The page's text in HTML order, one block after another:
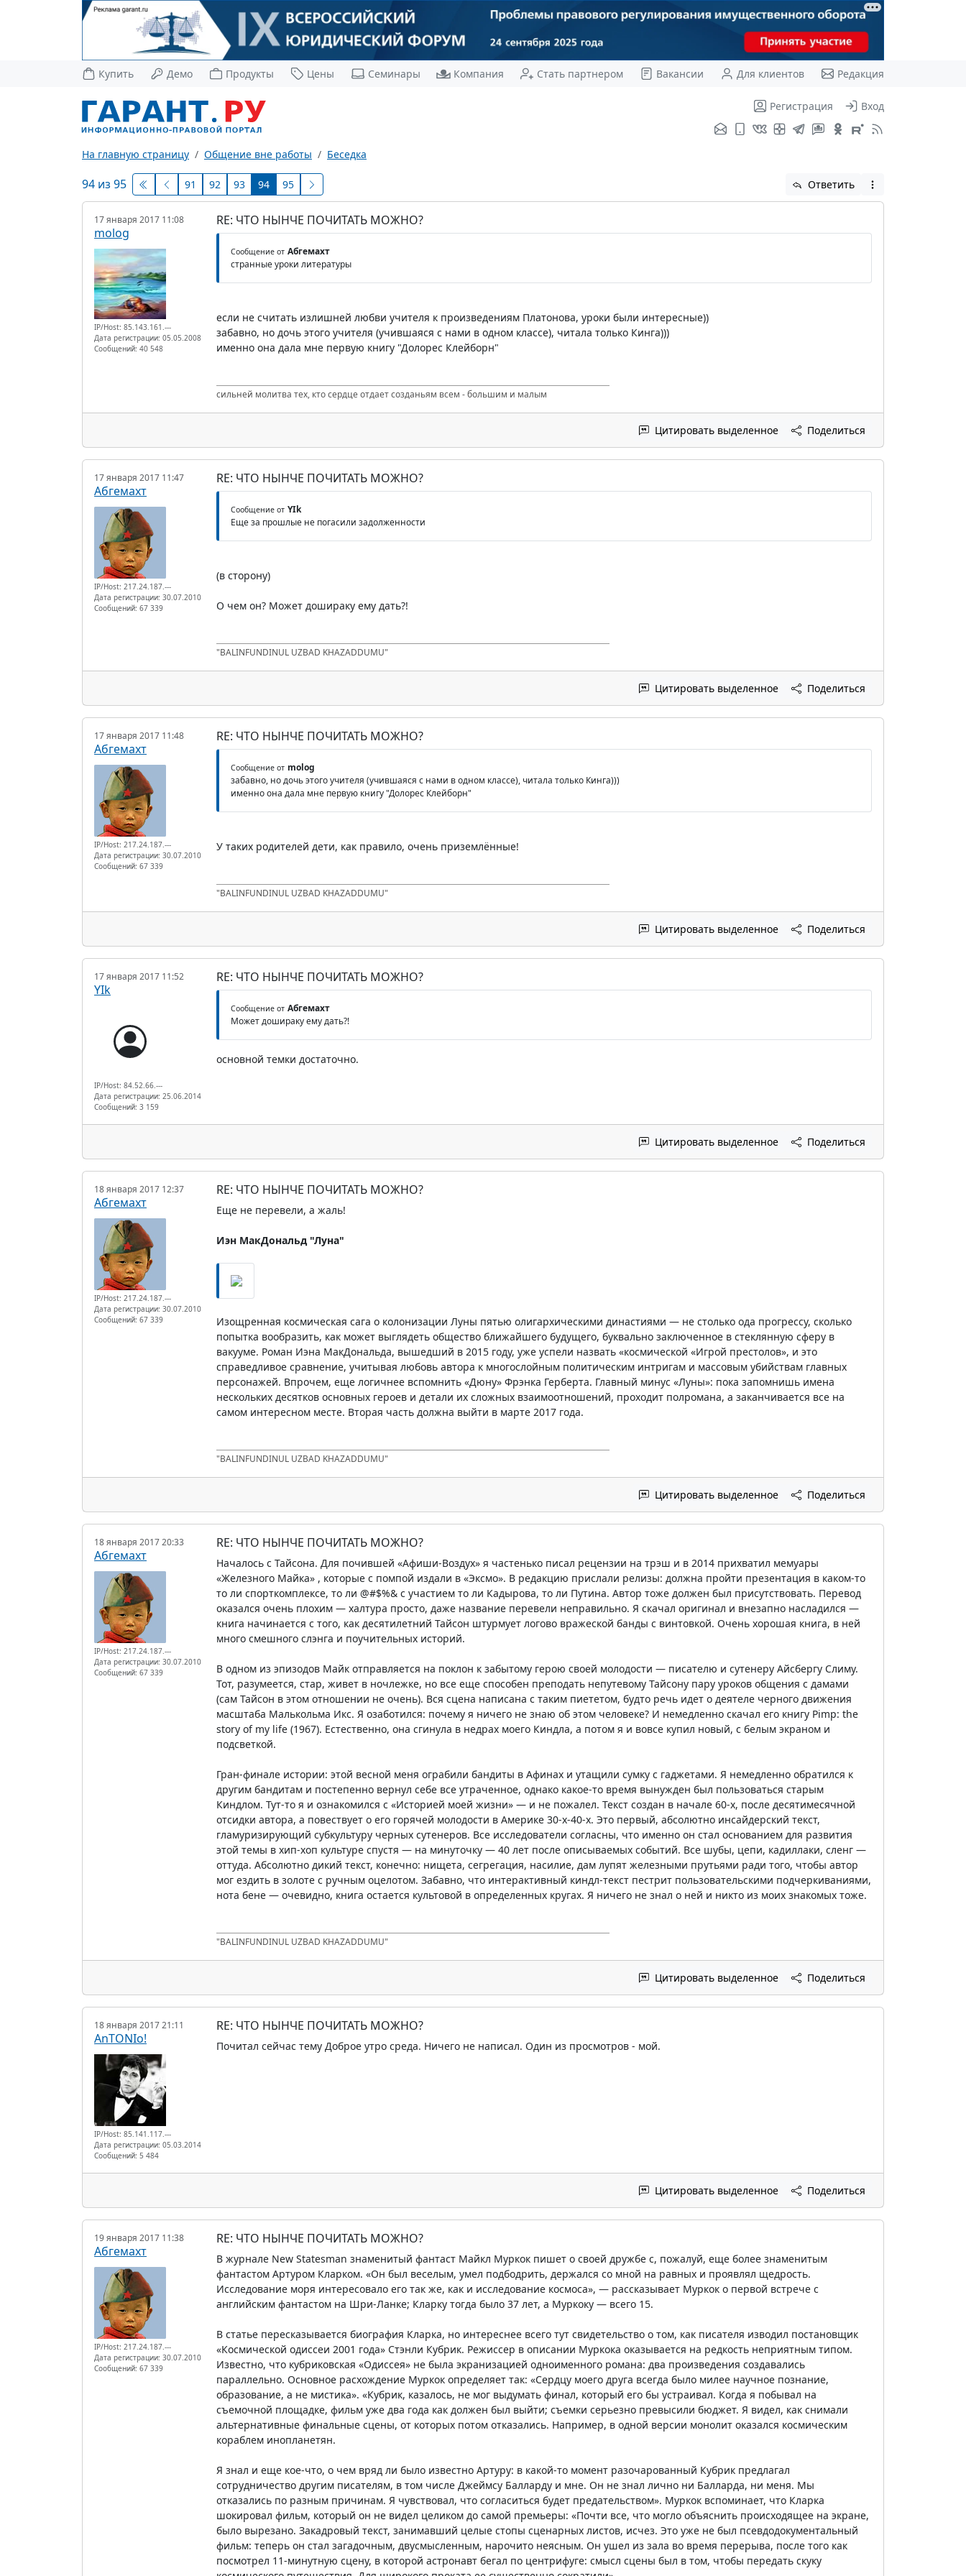
Купить Демо Продукты Цены Семинары Компания Стать партнером Вакансии Для клиентов Редакция
Регистрация Вход
На главную страницу Общение вне работы Беседка
94 из 95 91 92 93 94 95 Ответить
17 января 2017 11:08
molog
IP/Host: 85.143.161.---
Дата регистрации: 05.05.2008
Сообщений: 40 548
RE: ЧТО НЫНЧЕ ПОЧИТАТЬ МОЖНО?
Сообщение от Абгемахт
странные уроки литературы
если не считать излишней любви учителя к произведениям Платонова, уроки были интересные))
забавно, но дочь этого учителя (учившаяся с нами в одном классе), читала только Кинга)))
именно она дала мне первую книгу "Долорес Клейборн"
сильней молитва тех, кто сердце отдает созданьям всем - большим и малым
Цитировать выделенное Поделиться
17 января 2017 11:47
Абгемахт
IP/Host: 217.24.187.---
Дата регистрации: 30.07.2010
Сообщений: 67 339
RE: ЧТО НЫНЧЕ ПОЧИТАТЬ МОЖНО?
Сообщение от YIk
Еще за прошлые не погасили задолженности
(в сторону)
О чем он? Может дошираку ему дать?!
"BALINFUNDINUL UZBAD KHAZADDUMU"
Цитировать выделенное Поделиться
17 января 2017 11:48
Абгемахт
IP/Host: 217.24.187.---
Дата регистрации: 30.07.2010
Сообщений: 67 339
RE: ЧТО НЫНЧЕ ПОЧИТАТЬ МОЖНО?
Сообщение от molog
забавно, но дочь этого учителя (учившаяся с нами в одном классе), читала только Кинга)))
именно она дала мне первую книгу "Долорес Клейборн"
У таких родителей дети, как правило, очень приземлённые!
"BALINFUNDINUL UZBAD KHAZADDUMU"
Цитировать выделенное Поделиться
17 января 2017 11:52
YIk
IP/Host: 84.52.66.---
Дата регистрации: 25.06.2014
Сообщений: 3 159
RE: ЧТО НЫНЧЕ ПОЧИТАТЬ МОЖНО?
Сообщение от Абгемахт
Может дошираку ему дать?!
основной темки достаточно.
Цитировать выделенное Поделиться
18 января 2017 12:37
Абгемахт
IP/Host: 217.24.187.---
Дата регистрации: 30.07.2010
Сообщений: 67 339
RE: ЧТО НЫНЧЕ ПОЧИТАТЬ МОЖНО?
Еще не перевели, а жаль!
Иэн МакДональд "Луна"
Изощренная космическая сага о колонизации Луны пятью олигархическими династиями — не столько ода прогрессу, сколько
попытка вообразить, как может выглядеть общество ближайшего будущего, буквально заключенное в стеклянную сферу в
вакууме. Роман Иэна МакДональда, вышедший в 2015 году, уже успели назвать «космической «Игрой престолов», и это
справедливое сравнение, учитывая любовь автора к многослойным политическим интригам и массовым убийствам главных
персонажей. Впрочем, еще логичнее вспомнить «Дюну» Фрэнка Герберта. Главный минус «Луны»: пока запомнишь имена
нескольких десятков основных героев и детали их сложных взаимоотношений, проходит полромана, а заканчивается все на
самом интересном месте. Вторая часть должна выйти в марте 2017 года.
"BALINFUNDINUL UZBAD KHAZADDUMU"
Цитировать выделенное Поделиться
18 января 2017 20:33
Абгемахт
IP/Host: 217.24.187.---
Дата регистрации: 30.07.2010
Сообщений: 67 339
RE: ЧТО НЫНЧЕ ПОЧИТАТЬ МОЖНО?
Началось с Тайсона. Для почившей «Афиши-Воздух» я частенько писал рецензии на трэш и в 2014 прихватил мемуары
«Железного Майка» , которые с помпой издали в «Эксмо». В редакцию прислали релизы: должна пройти презентация в каком-то
то ли спорткомплексе, то ли @#$%& с участием то ли Кадырова, то ли Путина. Автор тоже должен был присутствовать. Перевод
оказался очень плохим — халтура просто, даже название перевели неправильно. Я скачал оригинал и внезапно насладился —
книга начинается с того, как десятилетний Тайсон штурмует логово вражеской банды с винтовкой. Очень хорошая книга, в ней
много смешного слэнга и поучительных историй.
В одном из эпизодов Майк отправляется на поклон к забытому герою своей молодости — писателю и сутенеру Айсбергу Слиму.
Тот, разумеется, стар, живет в ночлежке, но все еще способен преподать непутевому Тайсону пару уроков общения с дамами
(сам Тайсон в этом отношении не очень). Вся сцена написана с таким пиететом, будто речь идет о деятеле черного движения
масштаба Малькольма Икс. Я озаботился: почему я ничего не знаю об этом человеке? И немедленно скачал его книгу Pimp: the
story of my life (1967). Естественно, она сгинула в недрах моего Киндла, а потом я и вовсе купил новый, с белым экраном и
подсветкой.
Гран-финале истории: этой весной меня ограбили бандиты в Афинах и утащили сумку с гаджетами. Я немедленно обратился к
другим бандитам и постепенно вернул себе все утраченное, однако какое-то время вынужден был пользоваться старым
Киндлом. Тут-то я и ознакомился с «Историей моей жизни» — и не пожалел. Текст создан в начале 60-х, после десятимесячной
отсидки автора, а повествует о его горячей молодости в Америке 30-х-40-х. Это первый, абсолютно инсайдерский текст,
гламуризирующий субкультуру черных сутенеров. Все исследователи согласны, что именно он стал основанием для развития
этой темы в хип-хоп культуре спустя — на минуточку — 40 лет после описываемых событий. Все шубы, цепи, кадиллаки, сленг —
оттуда. Абсолютно дикий текст, конечно: нищета, сегрегация, насилие, дам лупят железными прутьями ради того, чтобы автор
мог ездить в золоте с ручным оцелотом. Забавно, что интерактивный киндл-текст пестрит пользовательскими подчеркиваниями,
нота бене — очевидно, книга остается культовой в определенных кругах. Я ничего не знал о ней и никто из моих знакомых тоже.
"BALINFUNDINUL UZBAD KHAZADDUMU"
Цитировать выделенное Поделиться
18 января 2017 21:11
AnTONIo!
IP/Host: 85.141.117.---
Дата регистрации: 05.03.2014
Сообщений: 5 484
RE: ЧТО НЫНЧЕ ПОЧИТАТЬ МОЖНО?
Почитал сейчас тему Доброе утро среда. Ничего не написал. Один из просмотров - мой.
Цитировать выделенное Поделиться
19 января 2017 11:38
Абгемахт
IP/Host: 217.24.187.---
Дата регистрации: 30.07.2010
Сообщений: 67 339
RE: ЧТО НЫНЧЕ ПОЧИТАТЬ МОЖНО?
В журнале New Statesman знаменитый фантаст Майкл Муркок пишет о своей дружбе с, пожалуй, еще более знаменитым
фантастом Артуром Кларком. «Он был веселым, умел подбодрить, держался со мной на равных и проявлял щедрость.
Исследование моря интересовало его так же, как и исследование космоса», — рассказывает Муркок о первой встрече с
английским фантастом на Шри-Ланке; Кларку тогда было 37 лет, а Муркоку — всего 15.
В статье пересказывается биография Кларка, но интереснее всего тут свидетельство о том, как писателя изводил постановщик
«Космической одиссеи 2001 года» Стэнли Кубрик. Режиссер в описании Муркока оказывается на редкость неприятным типом.
Известно, что кубриковская «Одиссея» не была экранизацией одноименного романа: два произведения создавались
параллельно. Основное расхождение Муркок определяет так: «Сердцу моего друга всегда было милее научное познание,
образование, а не мистика». «Кубрик, казалось, не мог выдумать финал, который его бы устраивал. Когда я побывал на
съемочной площадке, фильм уже два года как должен был выйти; съемки серьезно превысили бюджет. Я видел, как снимали
альтернативные финальные сцены, от которых потом отказались. Например, в одной версии монолит оказался космическим
кораблем инопланетян.
Я знал и еще кое-что, о чем вряд ли было известно Артуру: в какой-то момент разочарованный Кубрик предлагал
сотрудничество другим писателям, в том числе Джеймсу Балларду и мне. Он не знал лично ни Балларда, ни меня. Мы
отказались по разным причинам. Я чувствовал, что согласиться будет предательством». Муркок вспоминает, что Кларка
шокировал фильм, который он не видел целиком до самой премьеры: «Почти все, что могло объяснить происходящее на экране,
было вырезано. Закадровый текст, занимавший целые стопы сценарных листов, исчез. Это уже не был псевдодокументальный
фильм: теперь он стал загадочным, двусмысленным, нарочито неясным. Он ушел из зала во время перерыва, после того как
посмотрел 11-минутную сцену, в которой астронавт бегал по центрифуге: смысл сцены был в том, чтобы передать скуку